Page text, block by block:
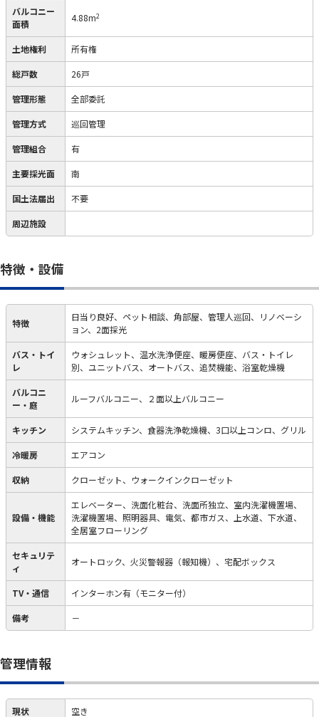
バルコニー
面積
4.88m2
土地権利 所有権
総戸数 26戸
管理形態 全部委託
管理方式 巡回管理
管理組合 有
主要採光面 南
国土法届出 不要
周辺施設
特徴・設備
特徴
日当り良好、ペット相談、角部屋、管理人巡回、リノベーシ
ョン、2面採光
バス・トイ
レ
ウォシュレット、温水洗浄便座、暖房便座、バス・トイレ
別、ユニットバス、オートバス、追焚機能、浴室乾燥機
バルコニ
ー・庭
ルーフバルコニー、２面以上バルコニー
キッチン システムキッチン、食器洗浄乾燥機、3口以上コンロ、グリル
冷暖房 エアコン
収納 クローゼット、ウォークインクローゼット
設備・機能
エレベーター、洗面化粧台、洗面所独立、室内洗濯機置場、
洗濯機置場、照明器具、電気、都市ガス、上水道、下水道、
全居室フローリング
セキュリテ
ィ
オートロック、火災警報器（報知機）、宅配ボックス
TV・通信 インターホン有（モニター付）
備考 －
管理情報
現状 空き